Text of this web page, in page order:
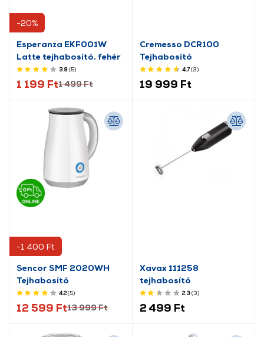
-20%
Esperanza EKF001W
Latte tejhabosító, fehér
3.8(5)
1 199 Ft1 499 Ft
Cremesso DCR100
Tejhabosító
4.7(3)
19 999 Ft
-1 400 Ft
Sencor SMF 2020WH
Tejhabosító
4.2(5)
12 599 Ft13 999 Ft
Xavax 111258
tejhabosító
2.3(3)
2 499 Ft